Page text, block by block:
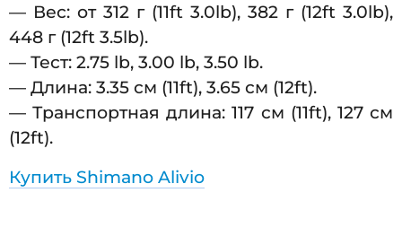
— Вес: от 312 г (11ft 3.0lb), 382 г (12ft 3.0lb),
448 г (12ft 3.5lb).
— Тест: 2.75 lb, 3.00 lb, 3.50 lb.
— Длина: 3.35 см (11ft), 3.65 см (12ft).
— Транспортная длина: 117 см (11ft), 127 см
(12ft).
Купить Shimano Alivio